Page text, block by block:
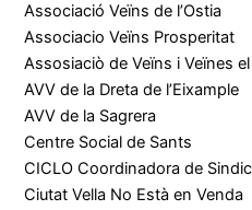
Associació Veïns de l’Ostia
Associacio Veïns Prosperitat
Assosiaciò de Veïns i Veïnes
AVV de la Dreta de l’Eixample
AVV de la Sagrera
Centre Social de Sants
CICLO Coordinadora de
Ciutat Vella No Està en Venda